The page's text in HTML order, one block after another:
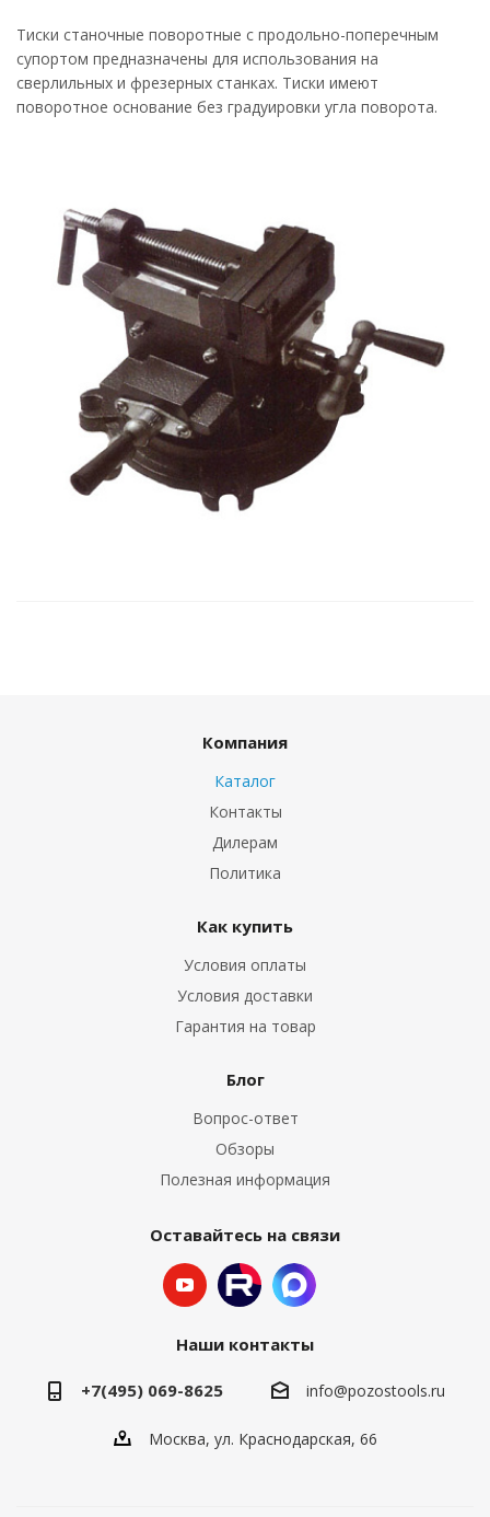
Тиски станочные поворотные с продольно-поперечным
супортом предназначены для использования на
сверлильных и фрезерных станках. Тиски имеют
поворотное основание без градуировки угла поворота.
Компания
Каталог
Контакты
Дилерам
Политика
Как купить
Условия оплаты
Условия доставки
Гарантия на товар
Блог
Вопрос-ответ
Обзоры
Полезная информация
Оставайтесь на связи
Наши контакты
+7(495) 069-8625 info@pozostools.ru
Москва, ул. Краснодарская, 66